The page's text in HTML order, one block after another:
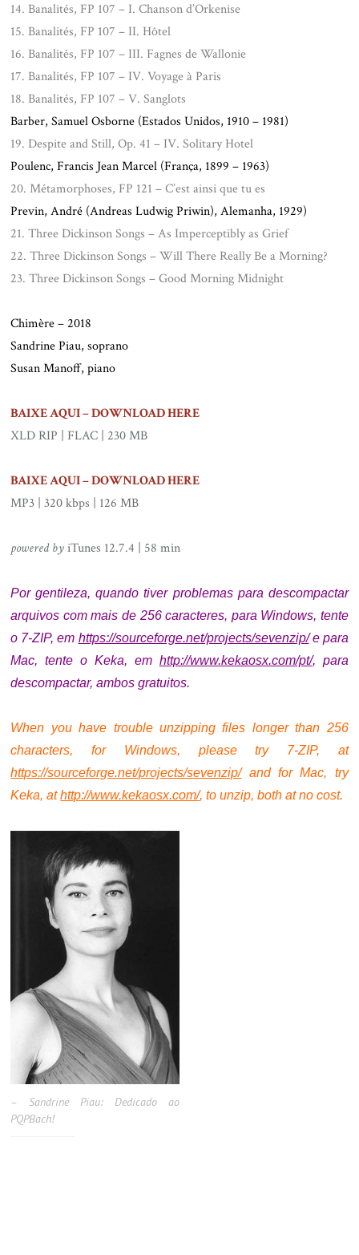
14. Banalités, FP 107 – I. Chanson d’Orkenise
15. Banalités, FP 107 – II. Hôtel
16. Banalités, FP 107 – III. Fagnes de Wallonie
17. Banalités, FP 107 – IV. Voyage à Paris
18. Banalités, FP 107 – V. Sanglots
Barber, Samuel Osborne (Estados Unidos, 1910 – 1981)
19. Despite and Still, Op. 41 – IV. Solitary Hotel
Poulenc, Francis Jean Marcel (França, 1899 – 1963)
20. Métamorphoses, FP 121 – C’est ainsi que tu es
Previn, André (Andreas Ludwig Priwin), Alemanha, 1929)
21. Three Dickinson Songs – As Imperceptibly as Grief
22. Three Dickinson Songs – Will There Really Be a Morning?
23. Three Dickinson Songs – Good Morning Midnight
Chimère – 2018
Sandrine Piau, soprano
Susan Manoff, piano
BAIXE AQUI – DOWNLOAD HERE
XLD RIP | FLAC | 230 MB
BAIXE AQUI – DOWNLOAD HERE
MP3 | 320 kbps | 126 MB
powered byiTunes 12.7.4 | 58 min
Por gentileza, quando tiver problemas para descompactar
arquivos com mais de 256 caracteres, para Windows, tente
o 7-ZIP, em https://sourceforge.net/projects/sevenzip/e para
Mac, tente o Keka, em http://www.kekaosx.com/pt/, para
descompactar, ambos gratuitos.
When you have trouble unzipping files longer than 256
characters, for Windows, please try 7-ZIP, at
https://sourceforge.net/projects/sevenzip/and for Mac, try
Keka, athttp://www.kekaosx.com/, to unzip, both at no cost.
– Sandrine Piau: Dedicado ao
PQPBach!